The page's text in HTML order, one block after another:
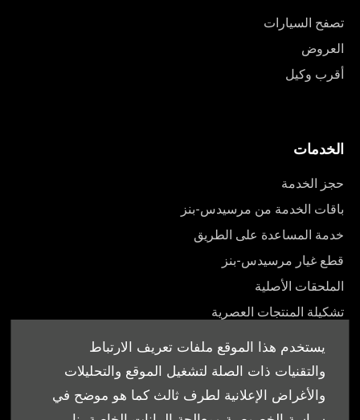
يستخدم هذا الموقع ملفات تعريف الارتباط
والتقنيات ذات الصلة لتشغيل الموقع والتحليلات
والأغراض الإعلانية لطرف ثالث كما هو موضح في
تصفح السيارات
العروض
أقرب وكيل
الخدمات
حجز الخدمة
باقات الخدمة من مرسيدس-بنز
خدمة المساعدة على الطريق
قطع غيار مرسيدس-بنز
الملحقات الأصلية
تشكيلة المنتجات العصرية